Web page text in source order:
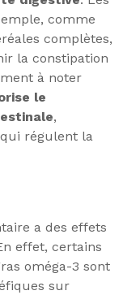
comme
complètes,
la constipation
à noter
le
,
régulent la
a des effets
effet, certains
oméga-3 sont
sur